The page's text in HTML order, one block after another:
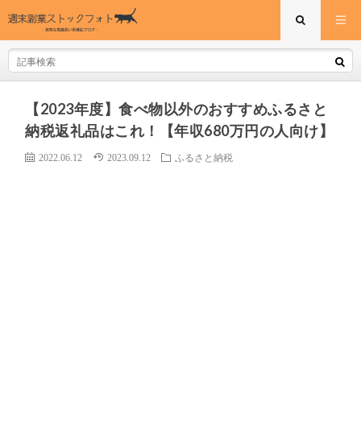
【2023年度】食べ物以外のおすすめふるさと
納税返礼品はこれ！【年収680万円の人向け】
2022.06.12 2023.09.12 ふるさと納税